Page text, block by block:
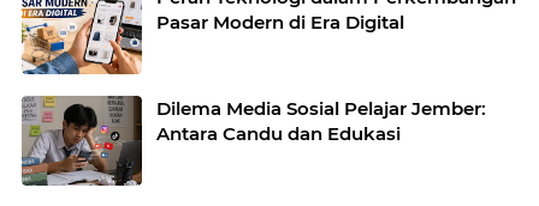
Pasar Modern di Era Digital
Dilema Media Sosial Pelajar Jember:
Antara Candu dan Edukasi